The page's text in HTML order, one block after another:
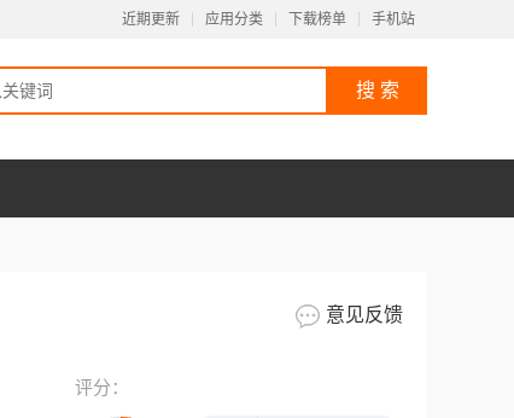
近期更新 应用分类 下载榜单 手机站
意见反馈
评分：